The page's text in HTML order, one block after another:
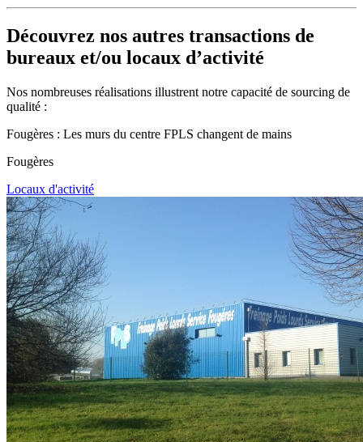
Découvrez nos autres transactions de
bureaux et/ou locaux d’activité
Nos nombreuses réalisations illustrent notre capacité de sourcing de
qualité :
Fougères : Les murs du centre FPLS changent de mains
Fougères
Locaux d'activité